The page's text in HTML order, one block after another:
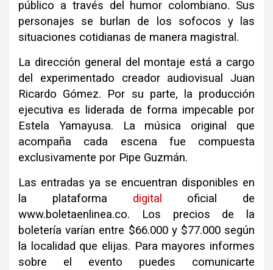
público a través del humor colombiano. Sus
personajes se burlan de los sofocos y las
situaciones cotidianas de manera magistral .
La dirección general del montaje está a cargo
del experimentado creador audiovisual Juan
Ricardo Gómez. Por su parte, la producción
ejecutiva es liderada de forma impecable por
Estela Yamayusa.
La música original que
acompaña cada escena fue compuesta
exclusivamente por Pipe Guzmán.
Las entradas ya se encuentran disponibles en
la plataforma digital
oficial de
www.boletaenlinea.co.
Los precios de la
boletería varían entre $66.000 y $77.000 según
la localidad que elijas. Para mayores informes
sobre el evento puedes comunicarte